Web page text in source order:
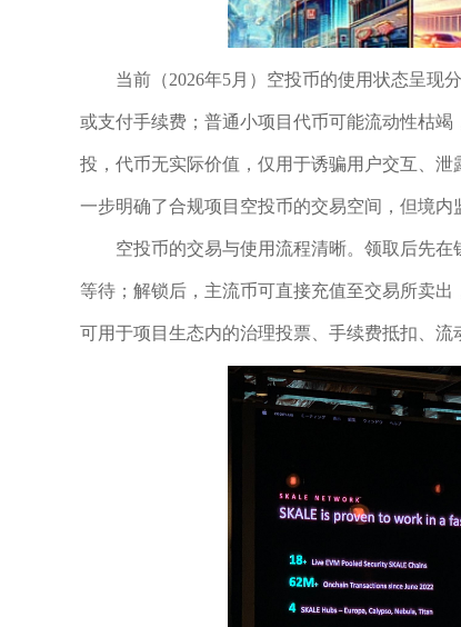
当前（2026年5月）空投币的使用状态呈现
或支付手续费；普通小项目代币可能流动性枯
投，代币无实际价值，仅用于诱骗用户交互、
一步明确了合规项目空投币的交易空间，但境内
空投币的交易与使用流程清晰。领取后先
等待；解锁后，主流币可直接充值至交易所卖
可用于项目生态内的治理投票、手续费抵扣、流